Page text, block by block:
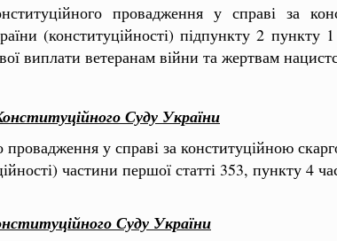
провадження у справі за
(конституційності) підпункту 2 пункту
виплати ветеранам війни та жертвам
Суду України
провадження у справі за конституційною
частини першої статті 353, пункту 4
Суду України